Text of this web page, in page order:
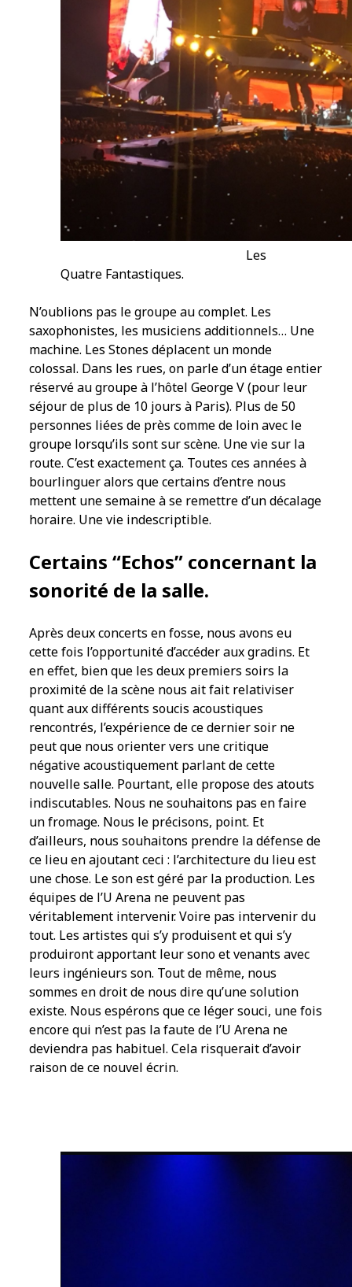
Les
Quatre Fantastiques.
N’oublions pas le groupe au complet. Les
saxophonistes, les musiciens additionnels… Une
machine. Les Stones déplacent un monde
colossal. Dans les rues, on parle d’un étage entier
réservé au groupe à l’hôtel George V (pour leur
séjour de plus de 10 jours à Paris). Plus de 50
personnes liées de près comme de loin avec le
groupe lorsqu’ils sont sur scène. Une vie sur la
route. C’est exactement ça. Toutes ces années à
bourlinguer alors que certains d’entre nous
mettent une semaine à se remettre d’un décalage
horaire. Une vie indescriptible.
Certains “Echos” concernant la
sonorité de la salle.
Après deux concerts en fosse, nous avons eu
cette fois l’opportunité d’accéder aux gradins. Et
en effet, bien que les deux premiers soirs la
proximité de la scène nous ait fait relativiser
quant aux différents soucis acoustiques
rencontrés, l’expérience de ce dernier soir ne
peut que nous orienter vers une critique
négative acoustiquement parlant de cette
nouvelle salle. Pourtant, elle propose des atouts
indiscutables. Nous ne souhaitons pas en faire
un fromage. Nous le précisons, point. Et
d’ailleurs, nous souhaitons prendre la défense de
ce lieu en ajoutant ceci : l’architecture du lieu est
une chose. Le son est géré par la production. Les
équipes de l’U Arena ne peuvent pas
véritablement intervenir. Voire pas intervenir du
tout. Les artistes qui s’y produisent et qui s’y
produiront apportant leur sono et venants avec
leurs ingénieurs son. Tout de même, nous
sommes en droit de nous dire qu’une solution
existe. Nous espérons que ce léger souci, une fois
encore qui n’est pas la faute de l’U Arena ne
deviendra pas habituel. Cela risquerait d’avoir
raison de ce nouvel écrin.